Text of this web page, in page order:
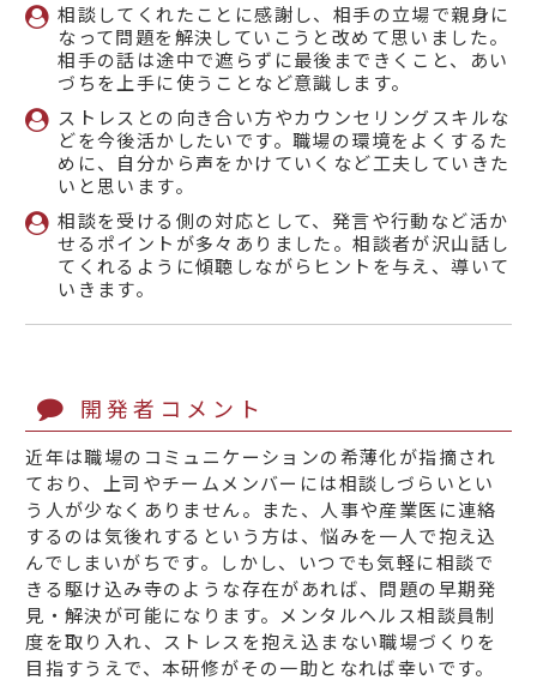
相談してくれたことに感謝し、相手の立場で親身に
なって問題を解決していこうと改めて思いました。
相手の話は途中で遮らずに最後まできくこと、あい
づちを上手に使うことなど意識します。
ストレスとの向き合い方やカウンセリングスキルな
どを今後活かしたいです。職場の環境をよくするた
めに、自分から声をかけていくなど工夫していきた
いと思います。
相談を受ける側の対応として、発言や行動など活か
せるポイントが多々ありました。相談者が沢山話し
てくれるように傾聴しながらヒントを与え、導いて
いきます。
開発者コメント
近年は職場のコミュニケーションの希薄化が指摘され
ており、上司やチームメンバーには相談しづらいとい
う人が少なくありません。また、人事や産業医に連絡
するのは気後れするという方は、悩みを一人で抱え込
んでしまいがちです。しかし、いつでも気軽に相談で
きる駆け込み寺のような存在があれば、問題の早期発
見・解決が可能になります。メンタルヘルス相談員制
度を取り入れ、ストレスを抱え込まない職場づくりを
目指すうえで、本研修がその一助となれば幸いです。